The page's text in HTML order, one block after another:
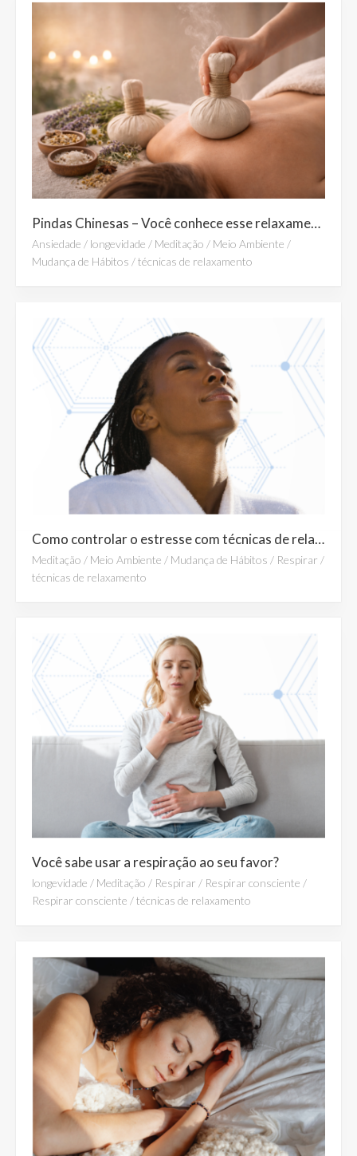
Pindas Chinesas – Você conhece esse relaxamento profundo?
Ansiedade / longevidade / Meditação / Meio Ambiente /
Mudança de Hábitos /técnicas de relaxamento
Meditação / Meio Ambiente / Mudança de Hábitos / Respirar /
técnicas de relaxamento
Você sabe usar a respiração ao seu favor?
longevidade / Meditação / Respirar / Respirar consciente /
Respirar consciente /técnicas de relaxamento